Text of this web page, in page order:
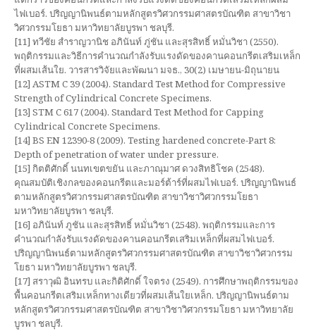
ไฟเบอร์. ปริญญานิพนธ์ตามหลักสูตรวิศวกรรมศาสตรบัณฑิต สาขาวิชา
วิศวกรรมโยธา มหาวิทยาลัยบูรพา ชลบุรี.
[11] ทวีชัย สำราญวานิช อภินันท์ ภู่ชัน และสุรสิทธิ์ หมั่นวิชา (2550).
พฤติกรรมและวิธีการคำนวณกำลังรับแรงดัดของคานคอนกรีตเสริมเหล็ก
ที่ผสมเส้นใย. วารสารวิจัยและพัฒนา มจธ., 30(2) เมษายน-มิถุนายน
[12] ASTM C 39 (2004). Standard Test Method for Compressive
Strength of Cylindrical Concrete Specimens.
[13] STM C 617 (2004). Standard Test Method for Capping
Cylindrical Concrete Specimens.
[14] BS EN 12390-8 (2009). Testing hardened concrete-Part 8:
Depth of penetration of water under pressure.
[15] กิตติศักดิ์ นนทเขตขยัน และภาณุมาศ ดวงสิทธิโชค (2548).
คุณสมบัติเชิงกลของคอนกรีตและมอร์ต้าร์ที่ผสมไฟเบอร์. ปริญญานิพนธ์
ตามหลักสูตรวิศวกรรมศาสตรบัณฑิต สาขาวิชาวิศวกรรมโยธา
มหาวิทยาลัยบูรพา ชลบุรี.
[16] อภินันท์ ภูชัน และสุรสิทธิ์ หมั่นวิชา (2548). พฤติกรรมและการ
คำนวณกำลังรับแรงดัดของคานคอนกรีตเสริมเหล็กที่ผสมไฟเบอร์.
ปริญญานิพนธ์ตามหลักสูตรวิศวกรรมศาสตรบัณฑิต สาขาวิชาวิศวกรรม
โยธา มหาวิทยาลัยบูรพา ชลบุรี.
[17] สราวุฒิ อินทรบ และกิติศักดิ์ ใจตรง (2549). การศึกษาพฤติกรรมของ
พื้นคอนกรีตเสริมเหล็กทางเดียวที่ผสมเส้นใยเหล็ก. ปริญญานิพนธ์ตาม
หลักสูตรวิศวกรรมศาสตรบัณฑิต สาขาวิชาวิศวกรรมโยธา มหาวิทยาลัย
บูรพา ชลบุรี.